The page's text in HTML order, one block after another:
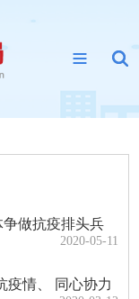
做抗疫排头兵
2020-05-11
疫情、 同心协力